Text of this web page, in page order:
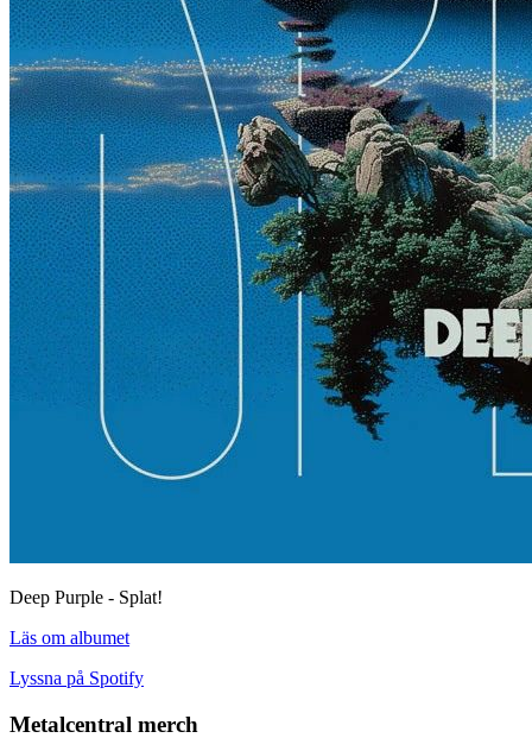
Deep Purple - Splat!
Läs om albumet
Lyssna på Spotify
Metalcentral merch